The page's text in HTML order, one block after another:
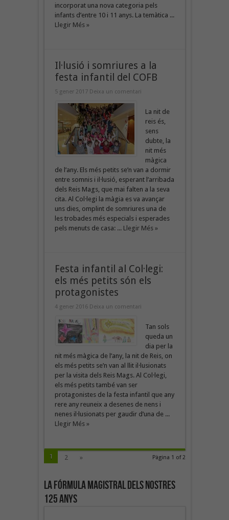
incorporat una nova categoria pels
infants d’entre 10 i 11 anys. La temàtica ...
Llegir Més »
Il·lusió i somriures a la
festa infantil del COFB
5 gener 2017 Deixa un comentari
La nit de
reis és,
sens
dubte, la
nit més
màgica
de l’any. Els més petits se’n van a dormir
entre somnis i il·lusió, esperant l’arribada
dels Reis Mags, que mai falten a la seva
cita. Al Col·legi la màgia es va avançar
uns dies, omplint de somriures una de
les trobades més especials i esperades
pels menuts de casa: ... Llegir Més »
Festa infantil al Col·legi:
els més petits són els
protagonistes
4 gener 2016 Deixa un comentari
Tan sols
queda un
dia per la
nit més màgica de l’any, la nit de Reis, on
els més petits se’n van al llit il·lusionats
per la visita dels Reis Mags. Al Col·legi,
els més petits també van ser
protagonistes de la festa infantil que any
rere any reuneix a desenes de nens i
nenes il·lusionats per gaudir d’una de ...
Llegir Més »
Pàgina 1 of 2
1 2 »
La fórmula magistral dels nostres
125 anys